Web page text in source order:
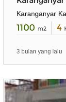
Karanganyar
1100 m2 4
3 bulan yang lalu